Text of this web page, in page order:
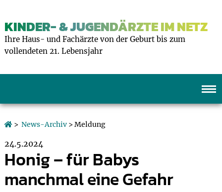
KINDER- & JUGENDÄRZTE IM NETZ
Ihre Haus- und Fachärzte von der Geburt bis zum
vollendeten 21. Lebensjahr
> News-Archiv> Meldung
24.5.2024
Honig – für Babys
manchmal eine Gefahr